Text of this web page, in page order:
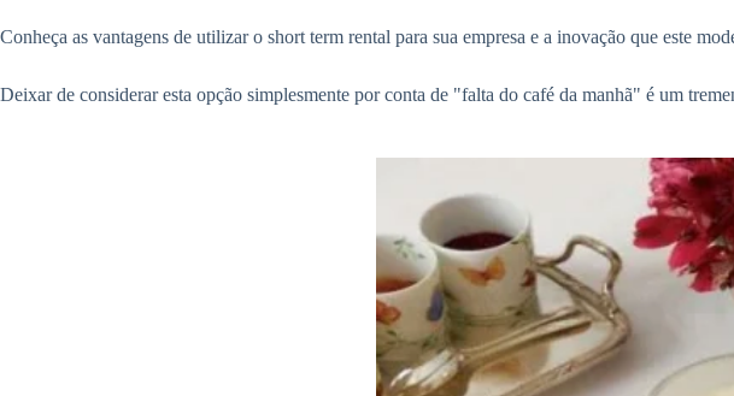
Conheça as vantagens de utilizar o short term rental para sua empresa e a inovação que este
Deixar de considerar esta opção simplesmente por conta de "falta do café da manhã" é um